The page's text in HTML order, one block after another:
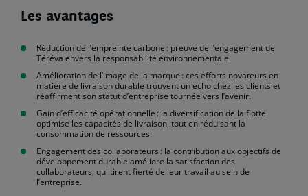
Les avantages
Réduction de l’empreinte carbone : preuve de l’engagement de
Téréva envers la responsabilité environnementale.
Amélioration de l’image de la marque : ces efforts novateurs en
matière de livraison durable trouvent un écho chez les clients et
réaffirment son statut d’entreprise tournée vers l’avenir.
Gain d’efficacité opérationnelle : la diversification de la flotte
optimise les capacités de livraison, tout en réduisant la
consommation de ressources.
Engagement des collaborateurs : la contribution aux objectifs de
développement durable améliore la satisfaction des
collaborateurs, qui tirent fierté de leur travail au sein de
l’entreprise.